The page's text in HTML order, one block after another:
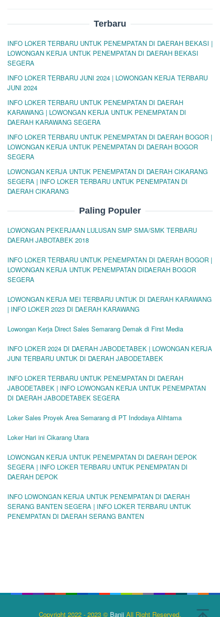
Terbaru
INFO LOKER TERBARU UNTUK PENEMPATAN DI DAERAH BEKASI |
LOWONGAN KERJA UNTUK PENEMPATAN DI DAERAH BEKASI
SEGERA
INFO LOKER TERBARU JUNI 2024 | LOWONGAN KERJA TERBARU
JUNI 2024
INFO LOKER TERBARU UNTUK PENEMPATAN DI DAERAH
KARAWANG | LOWONGAN KERJA UNTUK PENEMPATAN DI
DAERAH KARAWANG SEGERA
INFO LOKER TERBARU UNTUK PENEMPATAN DI DAERAH BOGOR |
LOWONGAN KERJA UNTUK PENEMPATAN DI DAERAH BOGOR
SEGERA
LOWONGAN KERJA UNTUK PENEMPATAN DI DAERAH CIKARANG
SEGERA | INFO LOKER TERBARU UNTUK PENEMPATAN DI
DAERAH CIKARANG
Paling Populer
LOWONGAN PEKERJAAN LULUSAN SMP SMA/SMK TERBARU
DAERAH JABOTABEK 2018
INFO LOKER TERBARU UNTUK PENEMPATAN DI DAERAH BOGOR |
LOWONGAN KERJA UNTUK PENEMPATAN DIDAERAH BOGOR
SEGERA
LOWONGAN KERJA MEI TERBARU UNTUK DI DAERAH KARAWANG
| INFO LOKER 2023 DI DAERAH KARAWANG
Lowongan Kerja Direct Sales Semarang Demak di First Media
INFO LOKER 2024 DI DAERAH JABODETABEK | LOWONGAN KERJA
JUNI TERBARU UNTUK DI DAERAH JABODETABEK
INFO LOKER TERBARU UNTUK PENEMPATAN DI DAERAH
JABODETABEK | INFO LOWONGAN KERJA UNTUK PENEMPATAN
DI DAERAH JABODETABEK SEGERA
Loker Sales Proyek Area Semarang di PT Indodaya Alihtama
Loker Hari ini Cikarang Utara
LOWONGAN KERJA UNTUK PENEMPATAN DI DAERAH DEPOK
SEGERA | INFO LOKER TERBARU UNTUK PENEMPATAN DI
DAERAH DEPOK
INFO LOWONGAN KERJA UNTUK PENEMPATAN DI DAERAH
SERANG BANTEN SEGERA | INFO LOKER TERBARU UNTUK
PENEMPATAN DI DAERAH SERANG BANTEN
Copyright 2022 - 2023 © Banji All Right Reserved.